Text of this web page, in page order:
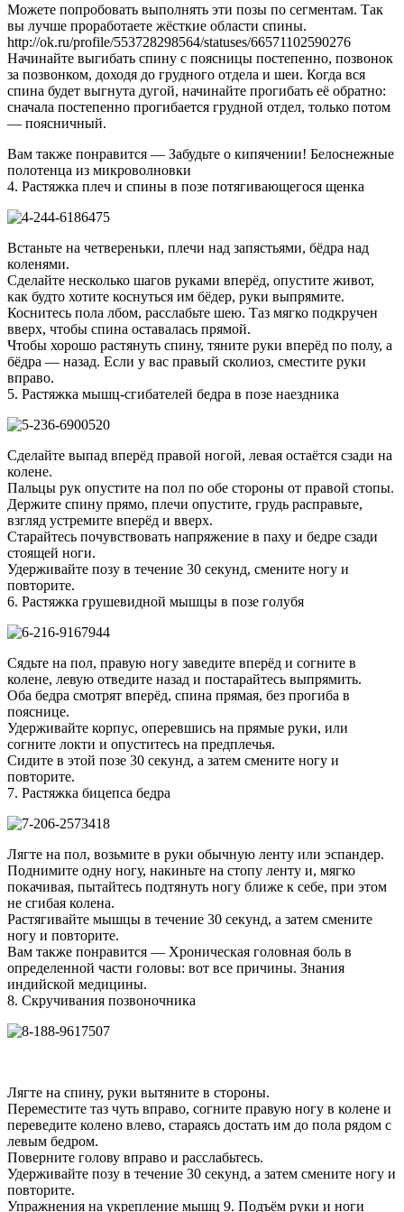
Можете попробовать выполнять эти позы по сегментам. Так
вы лучше проработаете жёсткие области спины.
http://ok.ru/profile/553728298564/statuses/66571102590276
Начинайте выгибать спину с поясницы постепенно, позвонок
за позвонком, доходя до грудного отдела и шеи. Когда вся
спина будет выгнута дугой, начинайте прогибать её обратно:
сначала постепенно прогибается грудной отдел, только потом
— поясничный.
Вам также понравится — Забудьте о кипячении! Белоснежные
полотенца из микроволновки
4. Растяжка плеч и спины в позе потягивающегося щенка
Встаньте на четвереньки, плечи над запястьями, бёдра над
коленями.
Сделайте несколько шагов руками вперёд, опустите живот,
как будто хотите коснуться им бёдер, руки выпрямите.
Коснитесь пола лбом, расслабьте шею. Таз мягко подкручен
вверх, чтобы спина оставалась прямой.
Чтобы хорошо растянуть спину, тяните руки вперёд по полу, а
бёдра — назад. Если у вас правый сколиоз, сместите руки
вправо.
5. Растяжка мышц-сгибателей бедра в позе наездника
Сделайте выпад вперёд правой ногой, левая остаётся сзади на
колене.
Пальцы рук опустите на пол по обе стороны от правой стопы.
Держите спину прямо, плечи опустите, грудь расправьте,
взгляд устремите вперёд и вверх.
Старайтесь почувствовать напряжение в паху и бедре сзади
стоящей ноги.
Удерживайте позу в течение 30 секунд, смените ногу и
повторите.
6. Растяжка грушевидной мышцы в позе голубя
Сядьте на пол, правую ногу заведите вперёд и согните в
колене, левую отведите назад и постарайтесь выпрямить.
Оба бедра смотрят вперёд, спина прямая, без прогиба в
пояснице.
Удерживайте корпус, оперевшись на прямые руки, или
согните локти и опуститесь на предплечья.
Сидите в этой позе 30 секунд, а затем смените ногу и
повторите.
7. Растяжка бицепса бедра
Лягте на пол, возьмите в руки обычную ленту или эспандер.
Поднимите одну ногу, накиньте на стопу ленту и, мягко
покачивая, пытайтесь подтянуть ногу ближе к себе, при этом
не сгибая колена.
Растягивайте мышцы в течение 30 секунд, а затем смените
ногу и повторите.
Вам также понравится — Хроническая головная боль в
определенной части головы: вот все причины. Знания
индийской медицины.
8. Скручивания позвоночника
Лягте на спину, руки вытяните в стороны.
Переместите таз чуть вправо, согните правую ногу в колене и
переведите колено влево, стараясь достать им до пола рядом с
левым бедром.
Поверните голову вправо и расслабьтесь.
Удерживайте позу в течение 30 секунд, а затем смените ногу и
повторите.
Упражнения на укрепление мышц 9. Подъём руки и ноги